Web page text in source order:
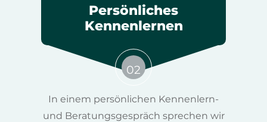
Persönliches
Kennenlernen
02
In einem persönlichen Kennenlern-
und Beratungsgespräch sprechen wir